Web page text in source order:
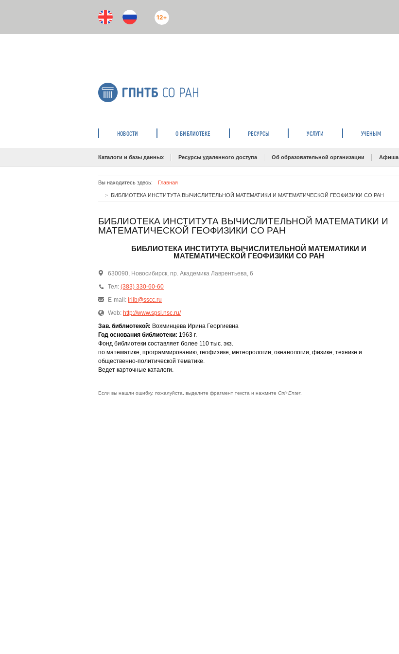
12+
НОВОСТИ О БИБЛИОТЕКЕ РЕСУРСЫ УСЛУГИ УЧЕНЫМ
Каталоги и базы данных Ресурсы удаленного доступа Об образовательной организации Афиша
Вы находитесь здесь: Главная
БИБЛИОТЕКА ИНСТИТУТА ВЫЧИСЛИТЕЛЬНОЙ МАТЕМАТИКИ И МАТЕМАТИЧЕСКОЙ ГЕОФИЗИКИ СО РАН
БИБЛИОТЕКА ИНСТИТУТА ВЫЧИСЛИТЕЛЬНОЙ МАТЕМАТИКИ И
МАТЕМАТИЧЕСКОЙ ГЕОФИЗИКИ СО РАН
БИБЛИОТЕКА ИНСТИТУТА ВЫЧИСЛИТЕЛЬНОЙ МАТЕМАТИКИ И
МАТЕМАТИЧЕСКОЙ ГЕОФИЗИКИ СО РАН
630090, Новосибирск, пр. Академика Лаврентьева, 6
Тел: (383) 330-60-60
E-mail: irlib@sscc.ru
Web: http://www.spsl.nsc.ru/
Зав. библиотекой: Вохминцева Ирина Георгиевна
Год основания библиотеки: 1963 г.
Фонд библиотеки составляет более 110 тыс. экз.
по математике, программированию, геофизике, метеорологии, океанологии, физике, технике и
общественно-политической тематике.
Ведет карточные каталоги.
Если вы нашли ошибку, пожалуйста, выделите фрагмент текста и нажмите Ctrl+Enter.